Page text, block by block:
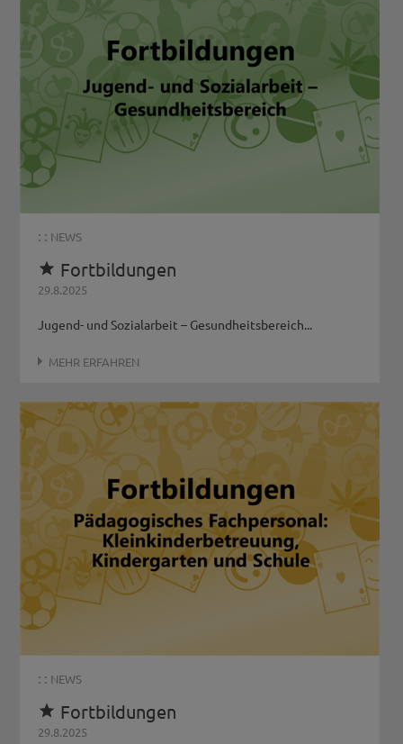
: : NEWS
 Fortbildungen
29.8.2025
Jugend- und Sozialarbeit – Gesundheitsbereich...
MEHR ERFAHREN
: : NEWS
 Fortbildungen
29.8.2025